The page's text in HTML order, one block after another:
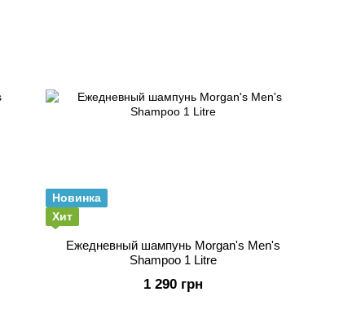
Новинка
Хит
Ежедневный шампунь Morgan's Men's
Shampoo 1 Litre
1 290 грн